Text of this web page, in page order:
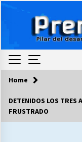
Home
DETENIDOS LOS TRES
FRUSTRADO